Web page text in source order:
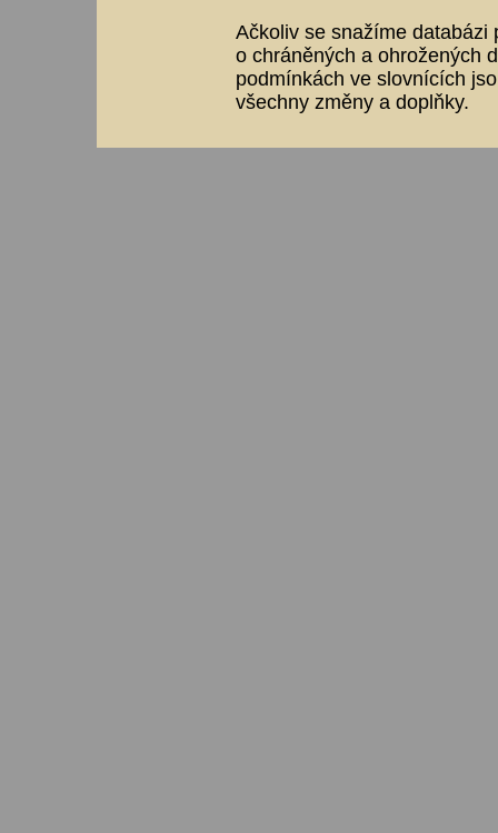
Ačkoliv se snažíme databázi
o chráněných a ohrožených
podmínkách ve slovnících
všechny změny a doplňky.